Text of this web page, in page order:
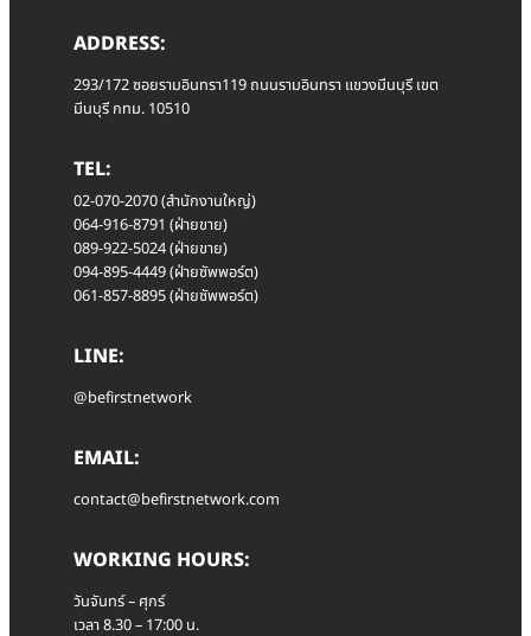
ADDRESS:
293/172 ซอยรามอินทรา119 ถนนรามอินทรา แขวงมีนบุรี เขต
มีนบุรี กทม. 10510
TEL:
02-070-2070 (สำนักงานใหญ่)
064-916-8791 (ฝ่ายขาย)
089-922-5024 (ฝ่ายขาย)
094-895-4449 (ฝ่ายซัพพอร์ต)
061-857-8895 (ฝ่ายซัพพอร์ต)
LINE:
@befirstnetwork
EMAIL:
contact@befirstnetwork.com
WORKING HOURS:
วันจันทร์ – ศุกร์
เวลา 8.30 – 17:00 น.